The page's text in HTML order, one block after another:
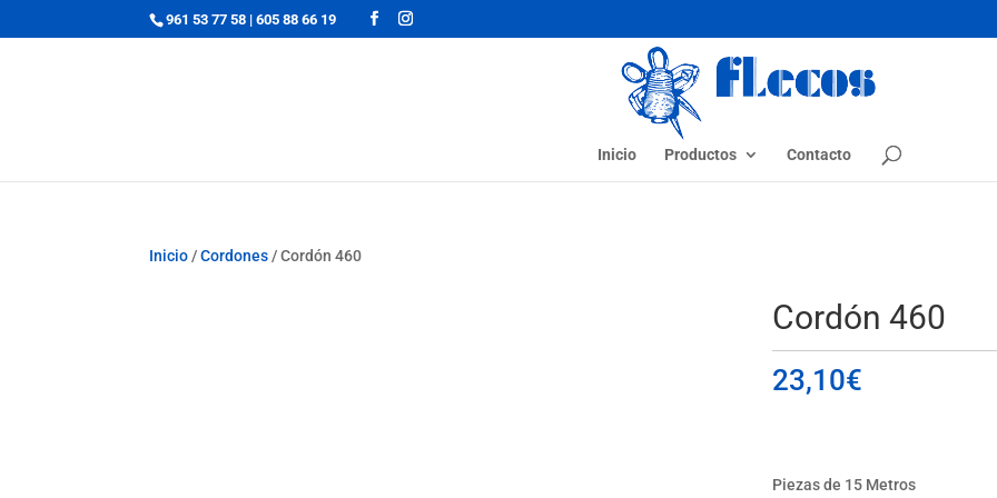
961 53 77 58 |605 88 66 19
Inicio Productos Contacto
Inicio /Cordones / Cordón 460
Cordón 460
23,10€
Piezas de 15 Metros